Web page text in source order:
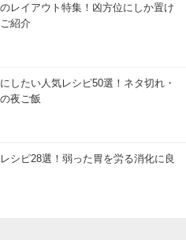
レイアウト特集！凶方位にしか置け
紹介
したい人気レシピ50選！ネタ切れ・
夜ご飯
シピ28選！弱った胃を労る消化に良